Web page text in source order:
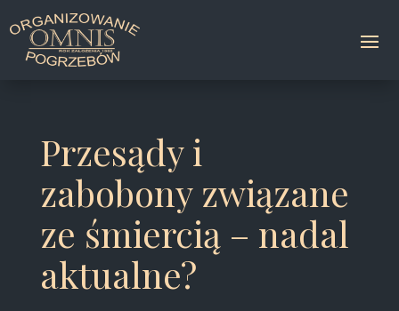
Przesądy i
zabobony związane
ze śmiercią – nadal
aktualne?